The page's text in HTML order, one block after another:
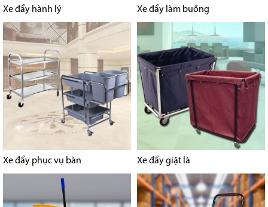
Xe đẩy hành lý Xe đẩy làm buồng
Xe đẩy phục vụ bàn Xe đẩy giặt là